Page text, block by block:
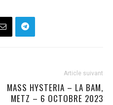
Article suivant
MASS HYSTERIA – LA BAM,
METZ – 6 OCTOBRE 2023